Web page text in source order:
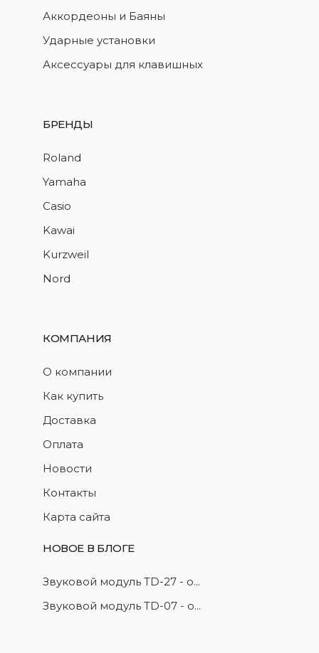
Аккордеоны и Баяны
Ударные установки
Аксессуары для клавишных
БРЕНДЫ
Roland
Yamaha
Casio
Kawai
Kurzweil
Nord
КОМПАНИЯ
О компании
Как купить
Доставка
Оплата
Новости
Контакты
Карта сайта
НОВОЕ В БЛОГЕ
Звуковой модуль TD-27 - о...
Звуковой модуль TD-07 - о...